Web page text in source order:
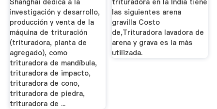
investigación y desarrollo,
producción y venta de la
máquina de trituración
(trituradora, planta de
agregado), como
trituradora de mandíbula,
trituradora de impacto,
trituradora de cono,
trituradora de piedra,
trituradora de ...
las siguientes arena
gravilla Costo
de,Trituradora lavadora de
arena y grava es la más
utilizada.